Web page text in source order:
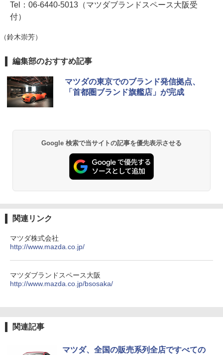
Tel：06-6440-5013（マツダブランドスペース大阪受
付）
（鈴木崇芳）
編集部のおすすめ記事
マツダの東京でのブランド発信拠点、
「首都圏ブランド旗艦店」が完成
Google 検索で当サイトの記事を優先表示させる
関連リンク
マツダ株式会社
http://www.mazda.co.jp/
マツダブランドスペース大阪
http://www.mazda.co.jp/bsosaka/
関連記事
マツダ、全国の販売系列全店ですべての